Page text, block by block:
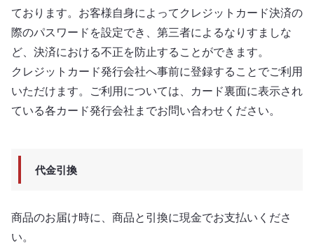
ております。お客様自身によってクレジットカード決済の
際のパスワードを設定でき、第三者によるなりすましな
ど、決済における不正を防止することができます。
クレジットカード発行会社へ事前に登録することでご利用
いただけます。ご利用については、カード裏面に表示され
ている各カード発行会社までお問い合わせください。
代金引換
商品のお届け時に、商品と引換に現金でお支払いくださ
い。